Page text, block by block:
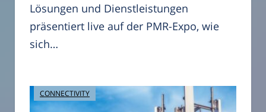
Lösungen und Dienstleistungen
präsentiert live auf der PMR-Expo, wie
sich…
CONNECTIVITY